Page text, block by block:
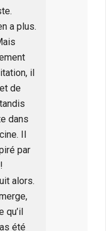
a plus.
il
de
dans
Il
par
alors.
été